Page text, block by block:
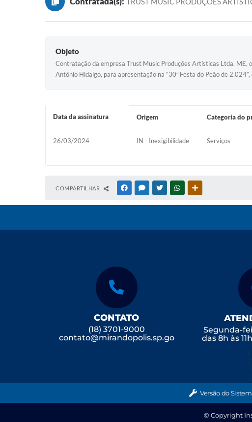
Objeto
Contratação da empresa Trust Music Produções Artísticas Ltda. ME,
Antônio Hidalgo, para apresentação na “30ª Festa do Peão de
Data da assinatura
26/03/2024
Origem
IN - Inexigibilidade
Categoria do
Serviços
COMPARTILHAR FACEBOOKMESSENGER
TWITTERWHATSAPP
CONTATO
(18) 3701-9000
contato@mirandopolis.sp.go
Segunda-
das 8h às
Versão do
© Copyright